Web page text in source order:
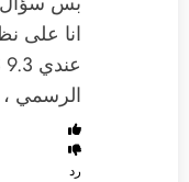
الرسمي ،
رد